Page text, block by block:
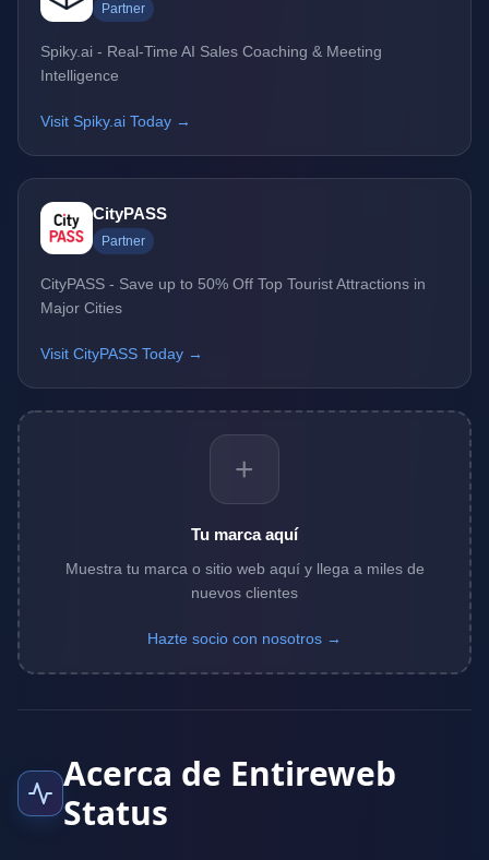
Partner
Spiky.ai - Real-Time AI Sales Coaching & Meeting
Intelligence
Visit Spiky.ai Today →
CityPASS
Partner
CityPASS - Save up to 50% Off Top Tourist Attractions in
Major Cities
Visit CityPASS Today →
+
Tu marca aquí
Muestra tu marca o sitio web aquí y llega a miles de
nuevos clientes
Hazte socio con nosotros →
Acerca de Entireweb
Status